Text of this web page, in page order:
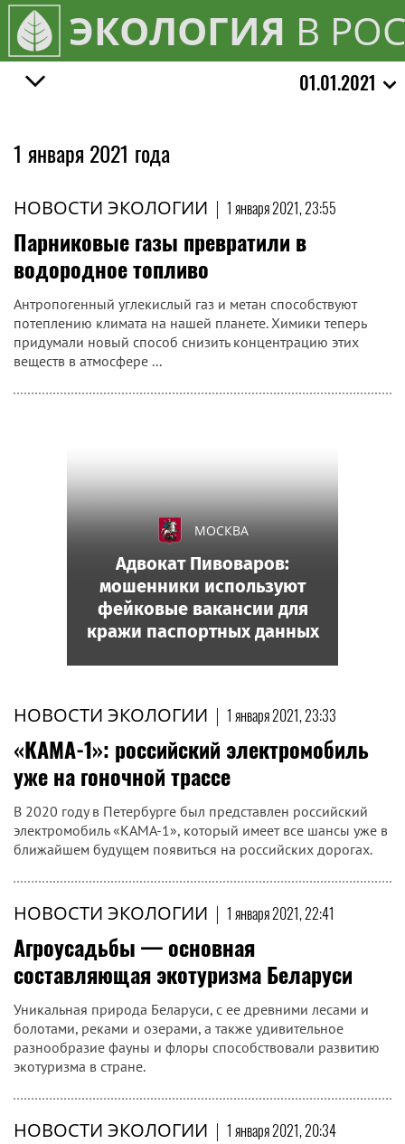
ЭКОЛОГИЯ В
01.01.2021
1 января 2021 года
НОВОСТИ ЭКОЛОГИИ | 1 января 2021, 23:55
Парниковые газы превратили в
водородное топливо
Антропогенный углекислый газ и метан способствуют
потеплению климата на нашей планете. Химики теперь
придумали новый способ снизить концентрацию этих
веществ в атмосфере ...
НОВОСТИ ЭКОЛОГИИ | 1 января 2021, 23:33
«КАМА-1»: российский электромобиль
уже на гоночной трассе
В 2020 году в Петербурге был представлен российский
электромобиль «КАМА-1», который имеет все шансы уже в
ближайшем будущем появиться на российских дорогах.
НОВОСТИ ЭКОЛОГИИ | 1 января 2021, 22:41
Агроусадьбы — основная
составляющая экотуризма Беларуси
Уникальная природа Беларуси, с ее древними лесами и
болотами, реками и озерами, а также удивительное
разнообразие фауны и флоры способствовали развитию
экотуризма в стране.
НОВОСТИ ЭКОЛОГИИ | 1 января 2021, 20:34
МОСКВА
Адвокат Пивоваров:
мошенники используют
фейковые вакансии для
кражи паспортных данных